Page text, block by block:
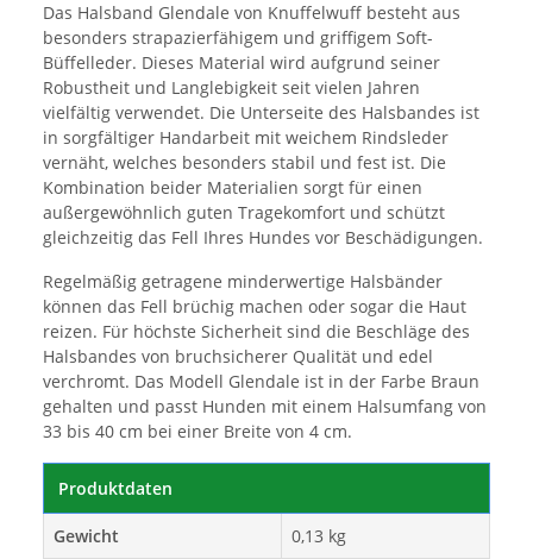
Das Halsband Glendale von Knuffelwuff besteht aus
besonders strapazierfähigem und griffigem Soft-
Büffelleder. Dieses Material wird aufgrund seiner
Robustheit und Langlebigkeit seit vielen Jahren
vielfältig verwendet. Die Unterseite des Halsbandes ist
in sorgfältiger Handarbeit mit weichem Rindsleder
vernäht, welches besonders stabil und fest ist. Die
Kombination beider Materialien sorgt für einen
außergewöhnlich guten Tragekomfort und schützt
gleichzeitig das Fell Ihres Hundes vor Beschädigungen.
Regelmäßig getragene minderwertige Halsbänder
können das Fell brüchig machen oder sogar die Haut
reizen. Für höchste Sicherheit sind die Beschläge des
Halsbandes von bruchsicherer Qualität und edel
verchromt. Das Modell Glendale ist in der Farbe Braun
gehalten und passt Hunden mit einem Halsumfang von
33 bis 40 cm bei einer Breite von 4 cm.
Produktdaten
Gewicht 0,13 kg